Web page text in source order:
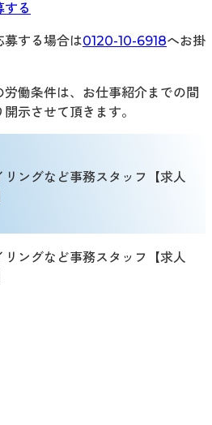
する
募する場合は0120-10-6918へお掛
働条件は、お仕事紹介までの間
示させて頂きます。
ングなど事務スタッフ【求人
ングなど事務スタッフ【求人